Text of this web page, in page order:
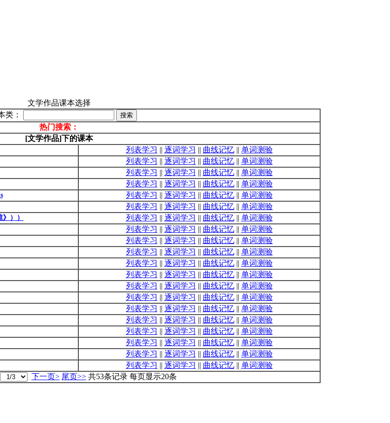
文学作品课本选择
类：
热门搜索：
[文学作品]下的课本
列表学习 || 逐词学习 || 曲线记忆|| 单词测验
列表学习 || 逐词学习 || 曲线记忆|| 单词测验
列表学习 || 逐词学习 || 曲线记忆|| 单词测验
列表学习 || 逐词学习 || 曲线记忆|| 单词测验
列表学习 || 逐词学习 || 曲线记忆|| 单词测验
列表学习 || 逐词学习 || 曲线记忆|| 单词测验
）） 列表学习 || 逐词学习 || 曲线记忆|| 单词测验
列表学习 || 逐词学习 || 曲线记忆|| 单词测验
列表学习 || 逐词学习 || 曲线记忆|| 单词测验
列表学习 || 逐词学习 || 曲线记忆|| 单词测验
列表学习 || 逐词学习 || 曲线记忆|| 单词测验
列表学习 || 逐词学习 || 曲线记忆|| 单词测验
列表学习 || 逐词学习 || 曲线记忆|| 单词测验
列表学习 || 逐词学习 || 曲线记忆|| 单词测验
列表学习 || 逐词学习 || 曲线记忆|| 单词测验
列表学习 || 逐词学习 || 曲线记忆|| 单词测验
列表学习 || 逐词学习 || 曲线记忆|| 单词测验
列表学习 || 逐词学习 || 曲线记忆|| 单词测验
列表学习 || 逐词学习 || 曲线记忆|| 单词测验
列表学习 || 逐词学习 || 曲线记忆|| 单词测验
下一页> 尾页>> 共53条记录 每页显示20条